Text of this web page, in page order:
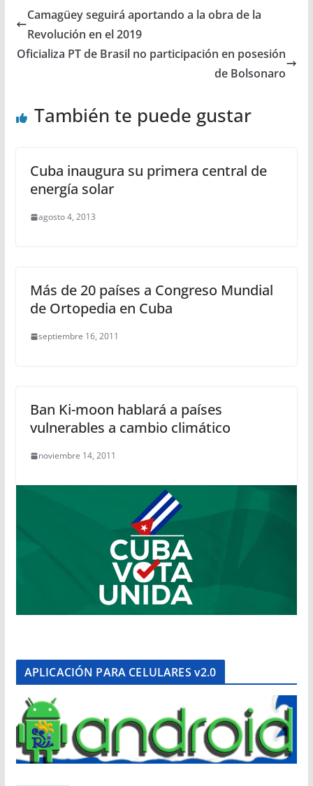
Camagüey seguirá aportando a la obra de la
Revolución en el 2019
Oficializa PT de Brasil no participación en posesión
de Bolsonaro
También te puede gustar
Cuba inaugura su primera central de
energía solar
agosto 4, 2013
Más de 20 países a Congreso Mundial
de Ortopedia en Cuba
septiembre 16, 2011
Ban Ki-moon hablará a países
vulnerables a cambio climático
noviembre 14, 2011
APLICACIÓN PARA CELULARES v2.0